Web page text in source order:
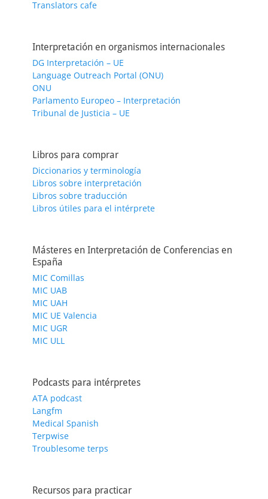
Translators cafe
Interpretación en organismos internacionales
DG Interpretación – UE
Language Outreach Portal (ONU)
ONU
Parlamento Europeo – Interpretación
Tribunal de Justicia – UE
Libros para comprar
Diccionarios y terminología
Libros sobre interpretación
Libros sobre traducción
Libros útiles para el intérprete
Másteres en Interpretación de Conferencias en
España
MIC Comillas
MIC UAB
MIC UAH
MIC UE Valencia
MIC UGR
MIC ULL
Podcasts para intérpretes
ATA podcast
Langfm
Medical Spanish
Terpwise
Troublesome terps
Recursos para practicar